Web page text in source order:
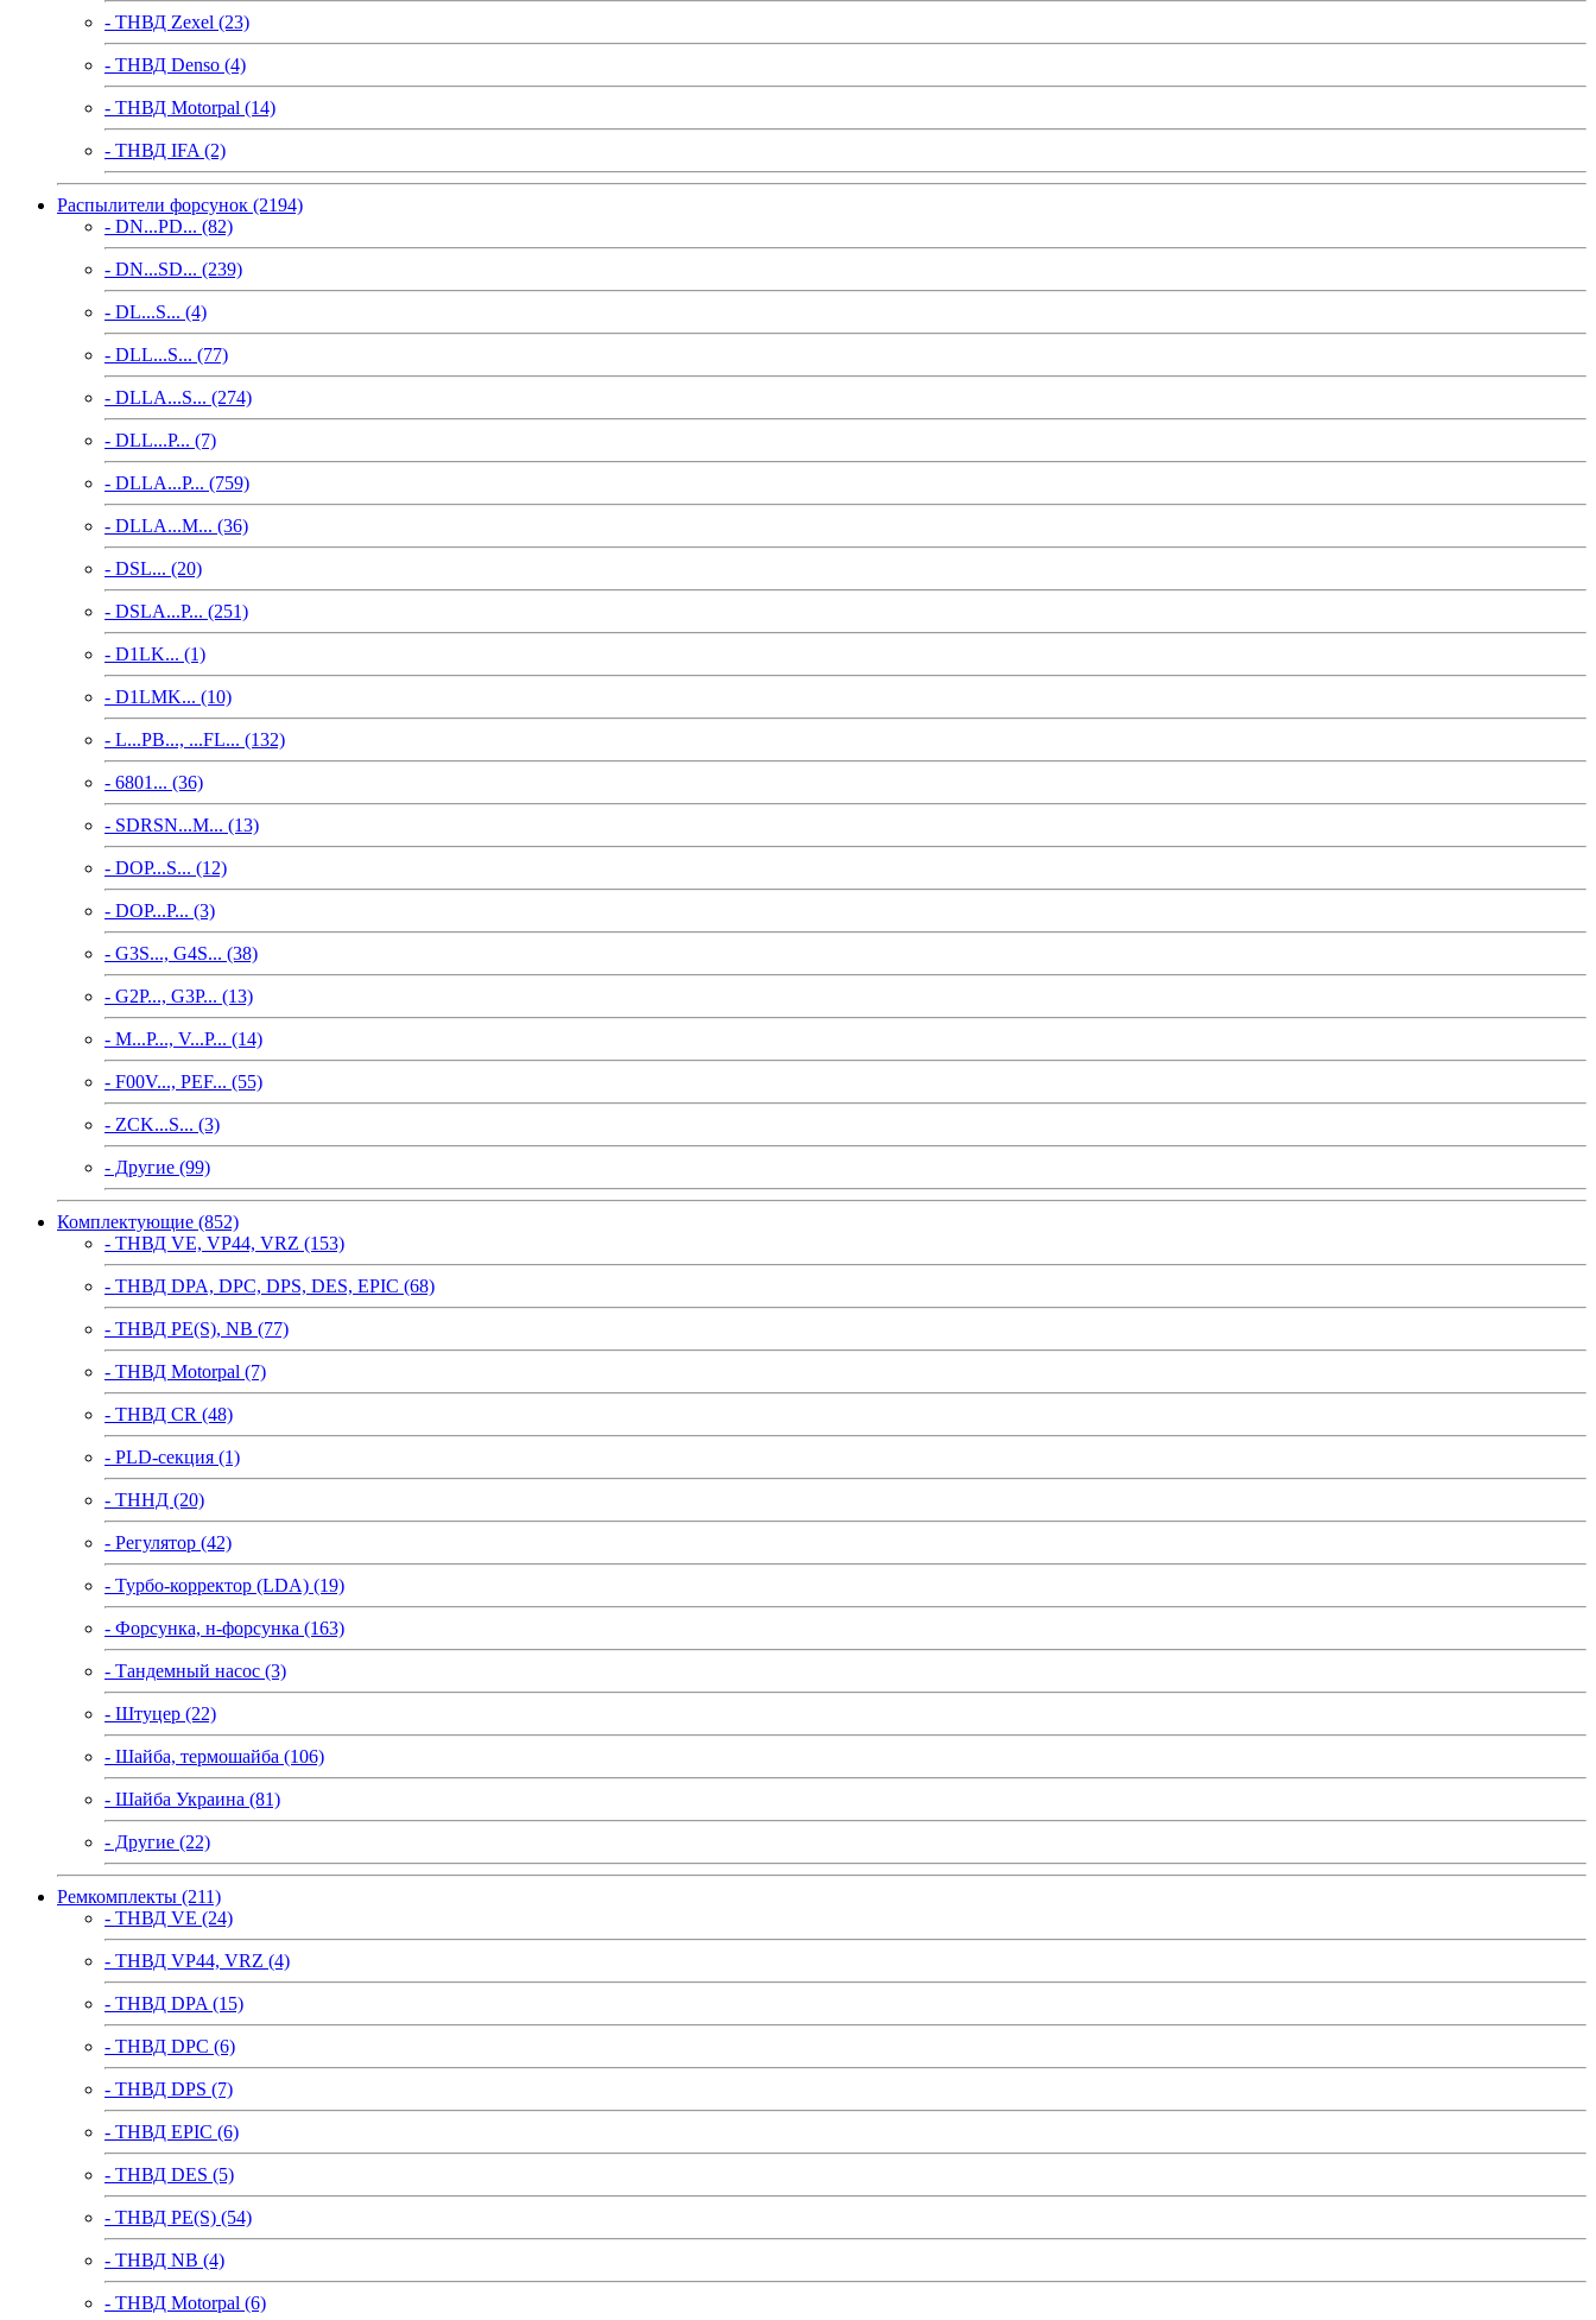
- ТНВД Zexel (23)
- ТНВД Denso (4)
- ТНВД Motorpal (14)
- ТНВД IFA (2)
Распылители форсунок (2194)
- DN...PD... (82)
- DN...SD... (239)
- DL...S... (4)
- DLL...S... (77)
- DLLA...S... (274)
- DLL...P... (7)
- DLLA...P... (759)
- DLLA...M... (36)
- DSL... (20)
- DSLA...P... (251)
- D1LK... (1)
- D1LMK... (10)
- L...PB..., ...FL... (132)
- 6801... (36)
- SDRSN...M... (13)
- DOP...S... (12)
- DOP...P... (3)
- G3S..., G4S... (38)
- G2P..., G3P... (13)
- M...P..., V...P... (14)
- F00V..., PEF... (55)
- ZCK...S... (3)
- Другие (99)
Комплектующие (852)
- ТНВД VE, VP44, VRZ (153)
- ТНВД DPA, DPC, DPS, DES, EPIC (68)
- ТНВД PE(S), NB (77)
- ТНВД Motorpal (7)
- ТНВД CR (48)
- PLD-секция (1)
- ТННД (20)
- Регулятор (42)
- Турбо-корректор (LDA) (19)
- Форсунка, н-форсунка (163)
- Тандемный насос (3)
- Штуцер (22)
- Шайба, термошайба (106)
- Шайба Украина (81)
- Другие (22)
Ремкомплекты (211)
- ТНВД VE (24)
- ТНВД VP44, VRZ (4)
- ТНВД DPA (15)
- ТНВД DPC (6)
- ТНВД DPS (7)
- ТНВД EPIC (6)
- ТНВД DES (5)
- ТНВД PE(S) (54)
- ТНВД NB (4)
- ТНВД Motorpal (6)